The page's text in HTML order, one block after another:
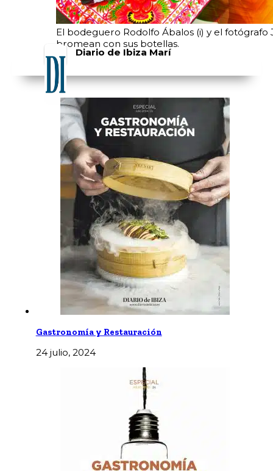
El bodeguero Rodolfo Ábalos (i) y el fotógrafo
bromean con sus botellas.
Diario de Ibiza Marí
Gastronomía y Restauración
24 julio, 2024